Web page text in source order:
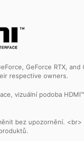
GeForce RTX,
respective owners.
vizuální podoba
bez upozornění.